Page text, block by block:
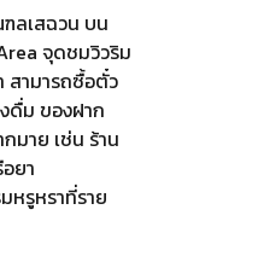
ลเสฉวน บน
จุดชมวิวริม
สามารถซื้อตั๋ว
ดื่ม ของฝาก
มาย เช่น ร้าน
ยา
หรูหราที่ราย